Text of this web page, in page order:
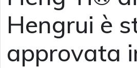
Hengrui è
approvata